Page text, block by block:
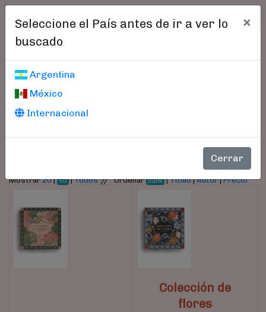
Seleccione el País antes de ir a ver lo
buscado
×
Argentina
México
Internacional
Cerrar
Libros encontrados
Parámetros
Mostrar20| 50 |Todos//Ordenar ISBN |Título|Autor|Precio
Colección de
flores